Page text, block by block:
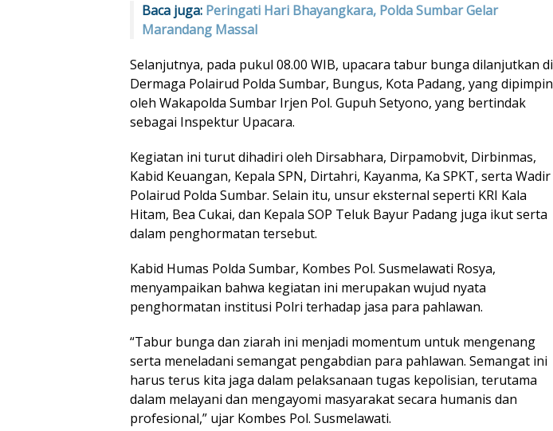
Baca juga: Peringati Hari Bhayangkara, Polda Sumbar Gelar
Marandang Massal
Selanjutnya, pada pukul 08.00 WIB, upacara tabur bunga dilanjutkan di
Dermaga Polairud Polda Sumbar, Bungus, Kota Padang, yang dipimpin
oleh Wakapolda Sumbar Irjen Pol. Gupuh Setyono, yang bertindak
sebagai Inspektur Upacara.
Kegiatan ini turut dihadiri oleh Dirsabhara, Dirpamobvit, Dirbinmas,
Kabid Keuangan, Kepala SPN, Dirtahri, Kayanma, Ka SPKT, serta Wadir
Polairud Polda Sumbar. Selain itu, unsur eksternal seperti KRI Kala
Hitam, Bea Cukai, dan Kepala SOP Teluk Bayur Padang juga ikut serta
dalam penghormatan tersebut.
Kabid Humas Polda Sumbar, Kombes Pol. Susmelawati Rosya,
menyampaikan bahwa kegiatan ini merupakan wujud nyata
penghormatan institusi Polri terhadap jasa para pahlawan.
“Tabur bunga dan ziarah ini menjadi momentum untuk mengenang
serta meneladani semangat pengabdian para pahlawan. Semangat ini
harus terus kita jaga dalam pelaksanaan tugas kepolisian, terutama
dalam melayani dan mengayomi masyarakat secara humanis dan
profesional,” ujar Kombes Pol. Susmelawati.